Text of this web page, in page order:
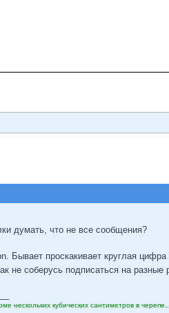
думать, что не все сообщения?
Бывает проскакивает круглая цифра
не соберусь подписаться на
нескольких кубических сантиметров в